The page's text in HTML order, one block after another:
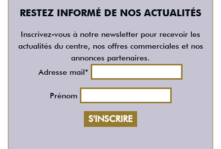
RESTEZ INFORMÉ DE NOS ACTUALITÉS
Inscrivez-vous à notre newsletter pour recevoir les
actualités du centre, nos offres commerciales et nos
annonces partenaires.
Adresse mail*
Prénom